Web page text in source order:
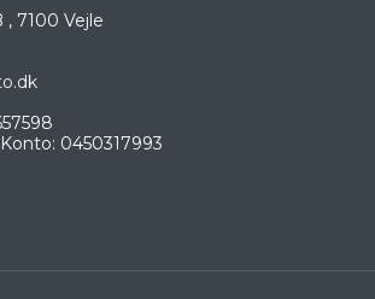
, 7100 Vejle
0450317993